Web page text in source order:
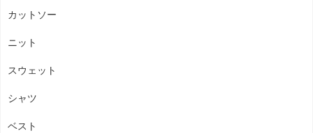
カットソー
ニット
スウェット
シャツ
ベスト